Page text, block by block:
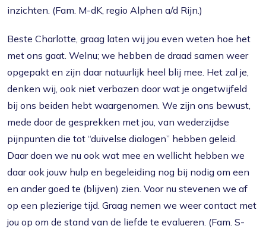
inzichten. (Fam. M-dK, regio Alphen a/d Rijn.)
Beste Charlotte, graag laten wij jou even weten hoe het
met ons gaat. Welnu; we hebben de draad samen weer
opgepakt en zijn daar natuurlijk heel blij mee. Het zal je,
denken wij, ook niet verbazen door wat je ongetwijfeld
bij ons beiden hebt waargenomen. We zijn ons bewust,
mede door de gesprekken met jou, van wederzijdse
pijnpunten die tot “duivelse dialogen” hebben geleid.
Daar doen we nu ook wat mee en wellicht hebben we
daar ook jouw hulp en begeleiding nog bij nodig om een
en ander goed te (blijven) zien. Voor nu stevenen we af
op een plezierige tijd. Graag nemen we weer contact met
jou op om de stand van de liefde te evalueren. (Fam. S-